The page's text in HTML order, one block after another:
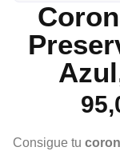
Consigue tu